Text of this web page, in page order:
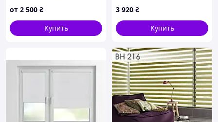
от 2 500 ₴
Купить
активации действий и
сценариев - WiFi/Bluetooth
3 920 ₴
Купить